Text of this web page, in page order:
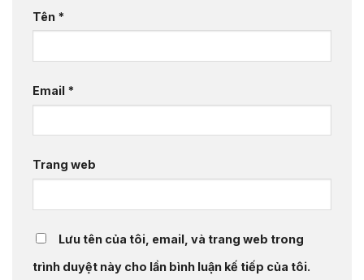
Tên *
Email *
Trang web
Lưu tên của tôi, email, và trang web trong
trình duyệt này cho lần bình luận kế tiếp của tôi.